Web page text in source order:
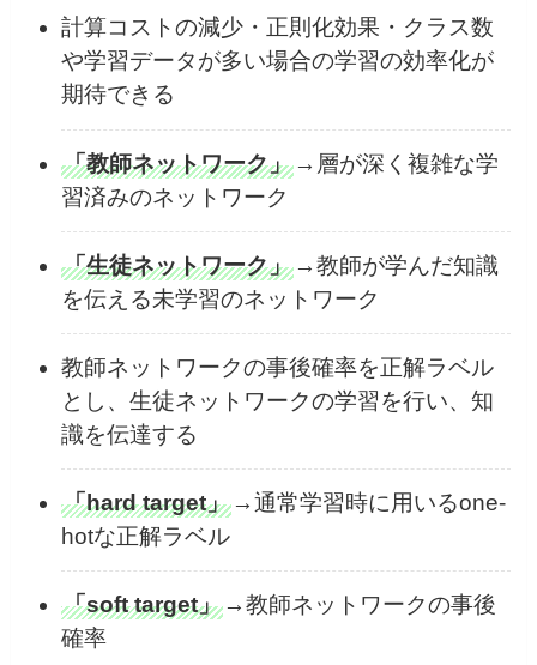
計算コストの減少・正則化効果・クラス数
や学習データが多い場合の学習の効率化が
期待できる
「教師ネットワーク」→層が深く複雑な学
習済みのネットワーク
「生徒ネットワーク」→教師が学んだ知識
を伝える未学習のネットワーク
教師ネットワークの事後確率を正解ラベル
とし、生徒ネットワークの学習を行い、知
識を伝達する
「hard target」→通常学習時に用いるone-
hotな正解ラベル
「soft target」→教師ネットワークの事後
確率